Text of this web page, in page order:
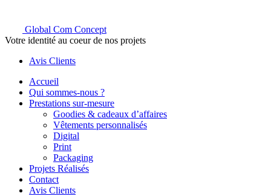
Global Com Concept
Votre identité au coeur de nos projets
Avis Clients
Accueil
Qui sommes-nous ?
Prestations sur-mesure
Goodies & cadeaux d’affaires
Vêtements personnalisés
Digital
Print
Packaging
Projets Réalisés
Contact
Avis Clients